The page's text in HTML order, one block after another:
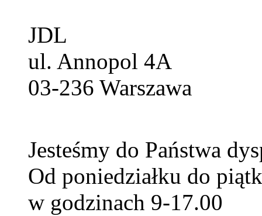
JDL
ul. Annopol 4A
03-236 Warszawa
Jesteśmy do Państwa
Od poniedziałku do
w godzinach 9-17.00